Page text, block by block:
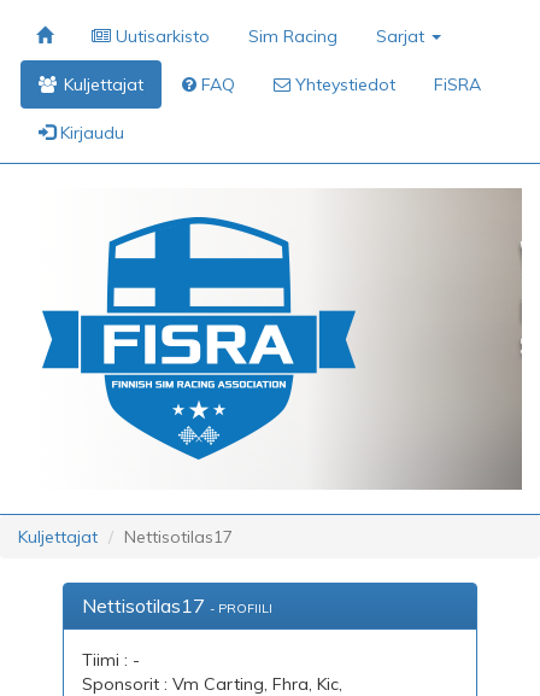
Uutisarkisto Sim Racing Sarjat
Kuljettajat FAQ Yhteystiedot FiSRA
Kirjaudu
Kuljettajat Nettisotilas17
Nettisotilas17 - PROFIILI
Tiimi : -
Sponsorit : Vm Carting, Fhra, Kic,